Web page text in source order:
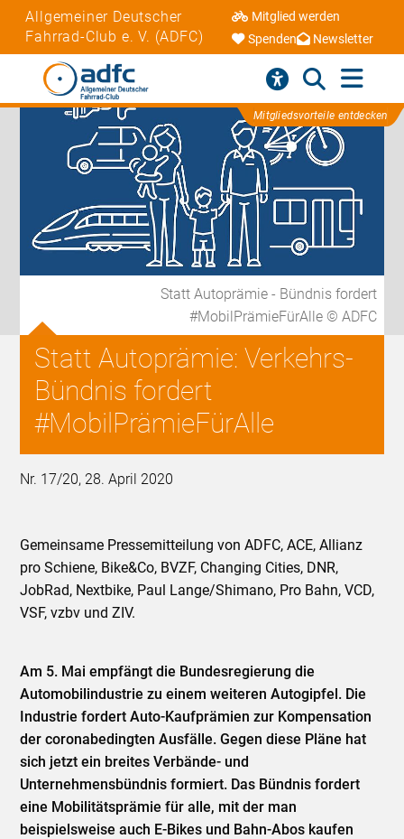
Allgemeiner Deutscher
Fahrrad-Club e. V. (ADFC)
Mitglied werden
Spenden
Newsletter
Mitgliedsvorteile entdecken
Statt Autoprämie - Bündnis fordert
#MobilPrämieFürAlle © ADFC
Statt Autoprämie: Verkehrs-
Bündnis fordert
#MobilPrämieFürAlle
Nr. 17/20, 28. April 2020
Gemeinsame Pressemitteilung von ADFC, ACE, Allianz
pro Schiene, Bike&Co, BVZF, Changing Cities, DNR,
JobRad, Nextbike, Paul Lange/Shimano, Pro Bahn, VCD,
VSF, vzbv und ZIV.
Am 5. Mai empfängt die Bundesregierung die
Automobilindustrie zu einem weiteren Autogipfel. Die
Industrie fordert Auto-Kaufprämien zur Kompensation
der coronabedingten Ausfälle. Gegen diese Pläne hat
sich jetzt ein breites Verbände- und
Unternehmensbündnis formiert. Das Bündnis fordert
eine Mobilitätsprämie für alle, mit der man
beispielsweise auch E-Bikes und Bahn-Abos kaufen